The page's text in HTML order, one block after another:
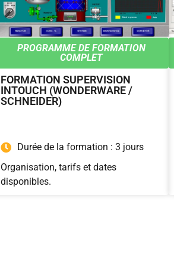
PROGRAMME DE FORMATION
COMPLET
FORMATION SUPERVISION
INTOUCH (WONDERWARE /
SCHNEIDER)
Durée de la formation : 3 jours
Organisation, tarifs et dates
disponibles.